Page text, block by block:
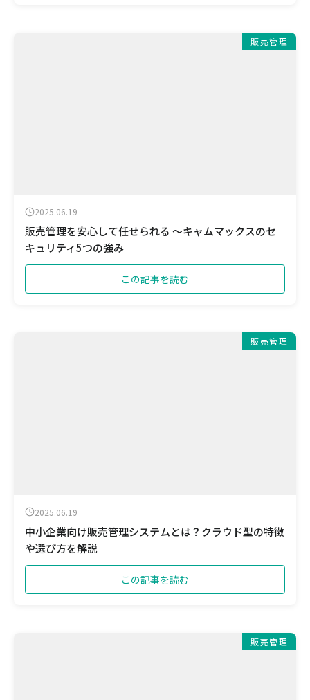
販売管理
2025.06.19
販売管理を安心して任せられる ～キャムマックスのセ
キュリティ5つの強み
この記事を読む
販売管理
2025.06.19
中小企業向け販売管理システムとは？クラウド型の特徴
や選び方を解説
この記事を読む
販売管理